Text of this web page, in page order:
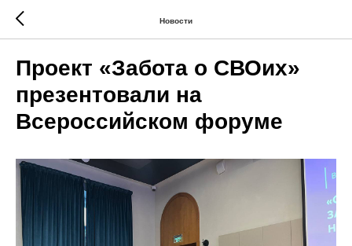
Новости
Проект «Забота о СВОих»
презентовали на
Всероссийском форуме